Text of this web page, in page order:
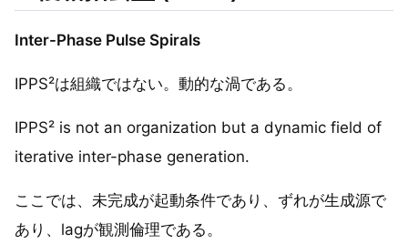
Inter-Phase Pulse Spirals
IPPS²は組織ではない。動的な渦である。
IPPS² is not an organization but a dynamic field of
iterative inter-phase generation.
ここでは、未完成が起動条件であり、ずれが生成源で
あり、lagが観測倫理である。